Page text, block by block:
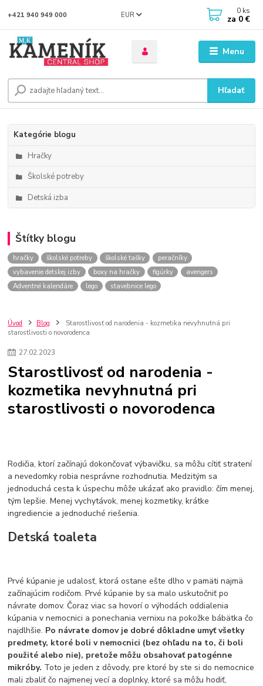
Menu
EUR
Hľadať
+421 940 949 000 0 ks
za 0 €
Kategórie blogu
Hračky
Školské potreby
Detská izba
Štítky blogu
hračky školské potreby školské tašky
peračníky
vybavenie detskej izby
boxy na hračky figúrky
avengers
Adventné kalendáre
lego stavebnice lego
Úvod Blog
Starostlivosť od narodenia - kozmetika nevyhnutná pri
starostlivosti o novorodenca
27.02.2023
Starostlivosť od narodenia -
kozmetika nevyhnutná pri
starostlivosti o novorodenca
Rodičia, ktorí začínajú dokončovať výbavičku, sa môžu cítiť stratení
a nevedomky robia nesprávne rozhodnutia. Medzitým sa
jednoduchá cesta k úspechu môže ukázať ako pravidlo: čím menej,
tým lepšie. Menej vychytávok, menej kozmetiky, krátke
ingrediencie a jednoduché riešenia.
Detská toaleta
Prvé kúpanie je udalosť, ktorá ostane ešte dlho v pamäti najmä
začínajúcim rodičom. Prvé kúpanie by sa malo uskutočniť po
návrate domov. Čoraz viac sa hovorí o výhodách oddialenia
kúpania v nemocnici a ponechania vernixu na pokožke bábätka čo
najdlhšie. Po návrate domov je dobré dôkladne umyť všetky
predmety, ktoré boli v nemocnici (bez ohľadu na to, či boli
použité alebo nie), pretože môžu obsahovať patogénne
mikróby. Toto je jeden z dôvody, pre ktoré by ste si do nemocnice
mali zbaliť čo najmenej vecí a doplnky, ktoré sa môžu hodiť,